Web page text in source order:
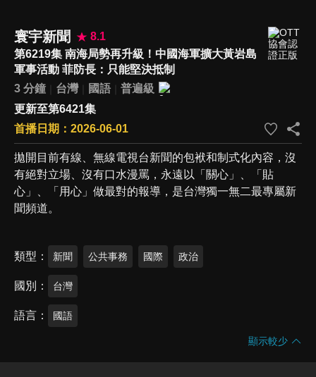
寰宇新聞
8.1
第6219集 南海局勢再升級！中國海軍擴大黃岩島
軍事活動 菲防長：只能堅決抵制
3 分鐘
台灣 國語
普遍級
更新至第6421集
首播日期：2026-06-01
拋開目前有線、無線電視台新聞的包袱和制式化內容，沒
有絕對立場、沒有口水漫罵，永遠以「關心」、「貼
心」、「用心」做最對的報導，是台灣獨一無二最專屬新
聞頻道。
類型 新聞 公共事務 國際 政治
國別 台灣
語言 國語
顯示較少